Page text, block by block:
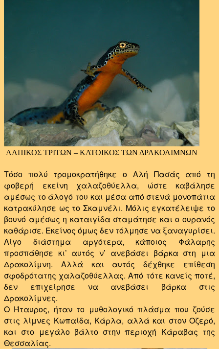
ΑΛΠΙΚΟΣ ΤΡΙΤΩΝ – ΚΑΤΟΙΚΟΣ ΤΩΝ ΔΡΑΚΟΛΙΜΝΩΝ
Τόσο πολύ τρομοκρατήθηκε ο Αλή Πασάς από τη
φοβερή εκείνη χαλαζοθύελλα, ώστε καβάλησε
αμέσως το άλογό του και μέσα από στενά μονοπάτια
κατρακύλησε ως το Σκαμνέλι. Μόλις εγκατέλειψε το
βουνό αμέσως η καταιγίδα σταμάτησε και ο ουρανός
καθάρισε. Εκείνος όμως δεν τόλμησε να ξαναγυρίσει.
Λίγο διάστημα αργότερα, κάποιος Φάλαρης
προσπάθησε κι’ αυτός ν’ ανεβάσει βάρκα στη μια
Δρακολίμνη. Αλλά και αυτός δέχθηκε επίθεση
σφοδρότατης χαλαζοθύελλας. Από τότε κανείς ποτέ,
δεν επιχείρησε να ανεβάσει βάρκα στις
Δρακολίμνες.
Ο Ήταυρος, ήταν το μυθολογικό πλάσμα που ζούσε
στις λίμνες Κωπαίδα, Κάρλα, αλλά και στον Οζερό,
και στο μεγάλο βάλτο στην περιοχή Κάραβας της
Θεσσαλίας.